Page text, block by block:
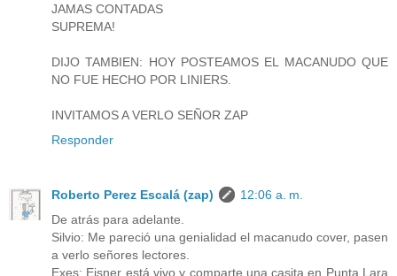
JAMAS CONTADAS
SUPREMA!
DIJO TAMBIEN: HOY POSTEAMOS EL MACANUDO QUE
NO FUE HECHO POR LINIERS.
INVITAMOS A VERLO SEÑOR ZAP
Responder
Roberto Perez Escalá (zap)
12:06 a. m.
De atrás para adelante.
Silvio: Me pareció una genialidad el macanudo cover, pasen
a verlo señores lectores.
Exes: Eisner está vivo y comparte una casita en Punta Lara